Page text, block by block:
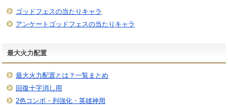
ゴッドフェスの当たりキャラ
アンケートゴッドフェスの当たりキャラ
最大火力配置
最大火力配置とは？一覧まとめ
回復十字消し用
2色コンボ・列強化・英雄神用